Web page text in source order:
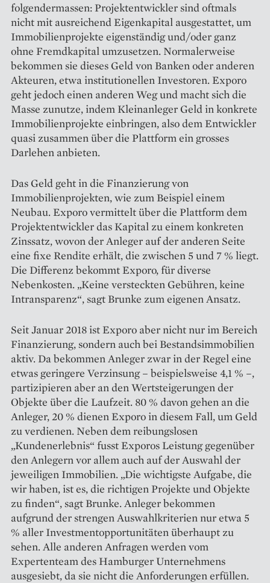
folgendermassen: Projektentwickler sind oftmals
nicht mit ausreichend Eigenkapital aus­gestattet, um
Immobilienprojekte eigenständig und/oder ganz
ohne Fremdkapital umzusetzen. Normalerweise
bekommen sie dieses Geld von Banken oder anderen
Akteuren, etwa institutionellen Investoren. Exporo
geht jedoch einen anderen Weg und macht sich die
Masse zunutze, indem Kleinanleger Geld in konkrete
Immobilienprojekte einbringen, also dem Entwickler
quasi zusammen über die Plattform ein grosses
Darlehen anbieten.
Das Geld geht in die Finanzierung von
Immobilienprojekten, wie zum Beispiel einem
Neubau. Exporo vermittelt über die Plattform dem
Projektentwickler das Kapital zu einem konkreten
Zinssatz, wovon der Anleger auf der anderen Seite
eine fixe Rendite erhält, die zwischen 5 und 7 % liegt.
Die Differenz bekommt Exporo, für diverse
Nebenkosten. „Keine versteckten Gebühren, keine
Intransparenz“, sagt Brunke zum eigenen Ansatz.
Seit Januar 2018 ist Exporo aber nicht nur im Bereich
Finanzierung, sondern auch bei Bestandsimmobilien
aktiv. Da bekommen Anleger zwar in der Regel eine
etwas gerin­gere Verzinsung – beispielsweise 4,1 % –,
partizipieren aber an den Wertsteigerungen der
Objekte über die Laufzeit. 80 % davon gehen an die
Anleger, 20 % dienen Exporo in diesem Fall, um Geld
zu verdienen. Neben dem reibungslosen
„Kundenerlebnis“ fusst Exporos Leistung gegenüber
den Anlegern vor allem auch auf der Auswahl der
jeweiligen Immobilien. „Die wichtigste Aufgabe, die
wir haben, ist es, die richtigen Projekte und Objekte
zu finden“, sagt Brunke. Anleger bekommen
aufgrund der strengen Auswahl­kriterien nur etwa 5
% aller Investment­opportunitäten überhaupt zu
sehen. Alle anderen Anfragen werden vom
Expertenteam des Hamburger Unternehmens
ausgesiebt, da sie nicht die Anforderungen erfüllen.